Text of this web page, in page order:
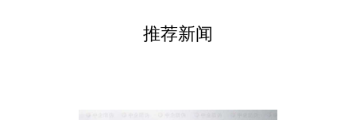
推荐新闻